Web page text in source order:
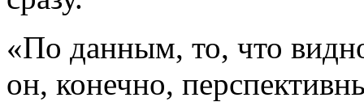
«По данным, то, что
он, конечно,